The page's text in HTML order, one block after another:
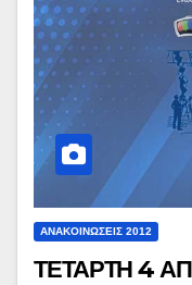
ΑΝΑΚΟΙΝΏΣΕΙΣ 2012
ΤΕΤΑΡΤΗ 4